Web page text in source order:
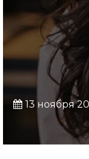
13 ноября